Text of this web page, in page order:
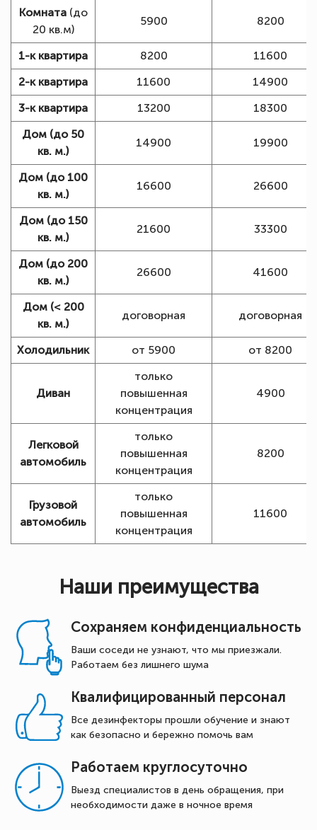
Комната(до
20 кв.м)
5900 8200
1-к квартира 8200
11600
2-к квартира
11600
14900
3-к квартира
13200
18300
Дом (до 50
кв. м.)
14900 19900
Дом (до 100
кв. м.)
16600 26600
Дом (до 150
кв. м.)
21600 33300
Дом (до 200
кв. м.)
26600 41600
Дом (< 200
кв. м.)
договорная договорная
Холодильник от 5900 от 8200
Диван
только
повышенная
концентрация
4900
Легковой
автомобиль
только
повышенная
концентрация
8200
Грузовой
автомобиль
только
повышенная
концентрация
11600
Наши преимущества
Сохраняем конфиденциальность
Ваши соседи не узнают, что мы приезжали.
Работаем без лишнего шума
Квалифицированный персонал
Все дезинфекторы прошли обучение и знают
как безопасно и бережно помочь вам
Работаем круглосуточно
Выезд специалистов в день обращения, при
необходимости даже в ночное время